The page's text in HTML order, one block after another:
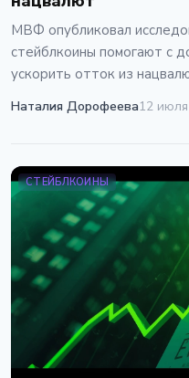
МВФ опубликовал
стейблкоины помогают с
ускорить отток из
Наталия Дорофеева12
СТЕЙБЛКОИНЫ